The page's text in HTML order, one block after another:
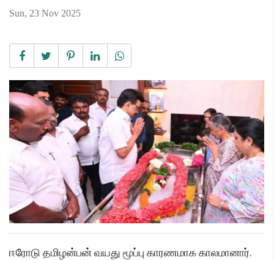
Sun, 23 Nov 2025
ஈரோடு தமிழன்பன் வயது மூப்பு காரணமாக காலமானார்.